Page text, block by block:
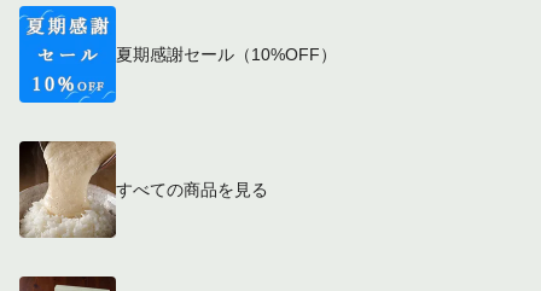
夏期感謝セール（10%OFF）
すべての商品を見る